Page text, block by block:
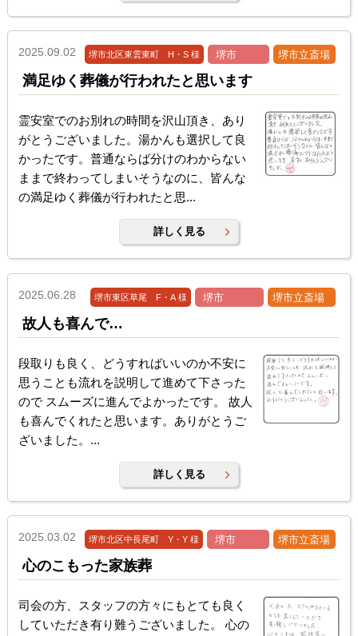
2025.09.02 堺市北区東雲東町 H・S 様 堺市 堺市立斎場
満足ゆく葬儀が行われたと思います
霊安室でのお別れの時間を沢山頂き、あり
がとうございました。湯かんも選択して良
かったです。普通ならば分けのわからない
ままで終わってしまいそうなのに、皆んな
の満足ゆく葬儀が行われたと思...
詳しく見る
2025.06.28 堺市東区草尾 F・A 様 堺市 堺市立斎場
故人も喜んで…
段取りも良く、どうすればいいのか不安に
思うことも流れを説明して進めて下さった
ので スムーズに進んでよかったです。 故人
も喜んでくれたと思います。ありがとうご
ざいました。...
詳しく見る
2025.03.02 堺市北区中長尾町 Y・Y 様 堺市 堺市立斎場
心のこもった家族葬
司会の方、スタッフの方々にもとても良く
していただき有り難うございました。 心の